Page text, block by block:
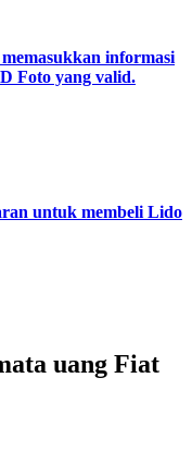
keuntungan
informasi
Foto yang valid.
untuk membeli Lido
uang Fiat